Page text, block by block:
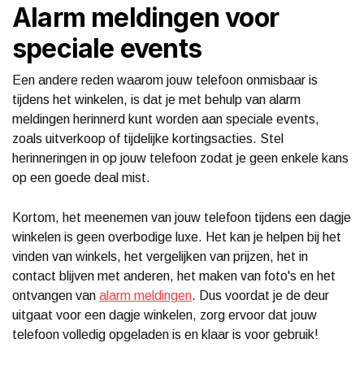
Alarm meldingen voor
speciale events
Een andere reden waarom jouw telefoon onmisbaar is
tijdens het winkelen, is dat je met behulp van alarm
meldingen herinnerd kunt worden aan speciale events,
zoals uitverkoop of tijdelijke kortingsacties. Stel
herinneringen in op jouw telefoon zodat je geen enkele kans
op een goede deal mist.
Kortom, het meenemen van jouw telefoon tijdens een dagje
winkelen is geen overbodige luxe. Het kan je helpen bij het
vinden van winkels, het vergelijken van prijzen, het in
contact blijven met anderen, het maken van foto's en het
ontvangen van alarm meldingen. Dus voordat je de deur
uitgaat voor een dagje winkelen, zorg ervoor dat jouw
telefoon volledig opgeladen is en klaar is voor gebruik!